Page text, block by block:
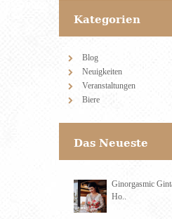
Kategorien
Blog
Neuigkeiten
Veranstaltungen
Biere
Das Neueste
Ginorgasmic
Ho..